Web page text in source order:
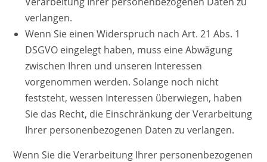
verlangen.
Wenn Sie einen Widerspruch nach Art. 21 Abs. 1
DSGVO eingelegt haben, muss eine Abwägung
zwischen Ihren und unseren Interessen
vorgenommen werden. Solange noch nicht
feststeht, wessen Interessen überwiegen, haben
Sie das Recht, die Einschränkung der Verarbeitung
Ihrer personenbezogenen Daten zu verlangen.
Wenn Sie die Verarbeitung Ihrer personenbezogenen